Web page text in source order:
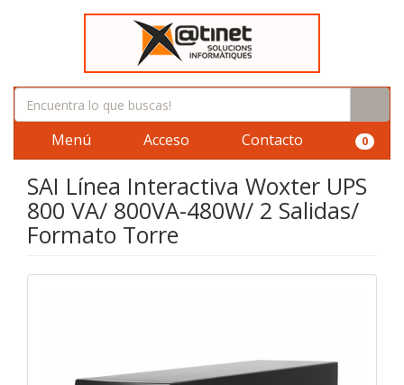
Menú Acceso Contacto 0
SAI Línea Interactiva Woxter UPS
800 VA/ 800VA-480W/ 2 Salidas/
Formato Torre